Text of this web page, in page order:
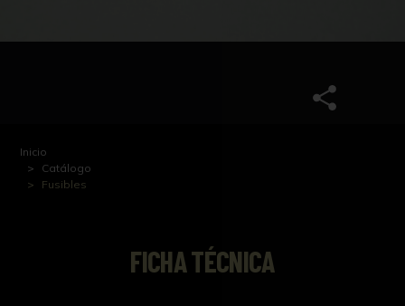
Inicio
Catálogo
Fusibles
FICHA TÉCNICA